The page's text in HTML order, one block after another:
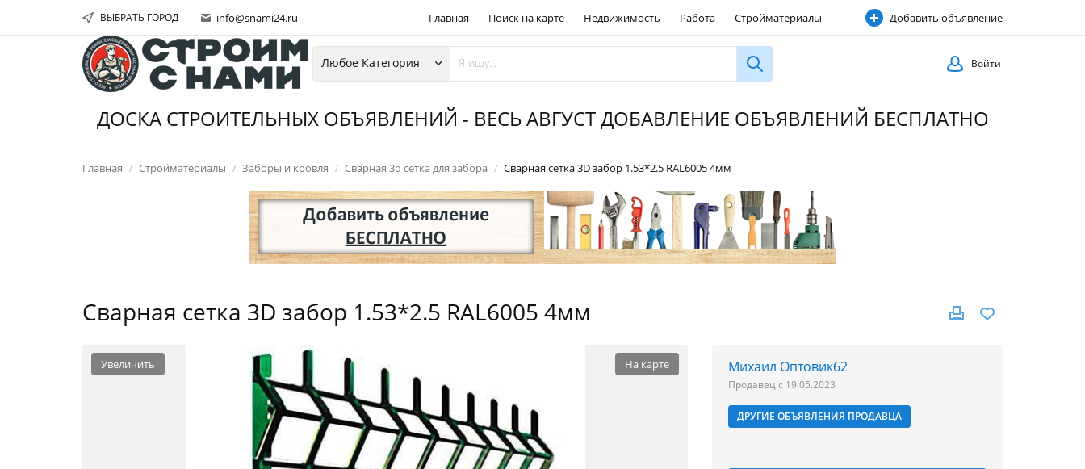
ВЫБРАТЬ ГОРОД info@snami24.ru Главная Поиск на карте Недвижимость Работа Стройматериалы
Строительные услуги
Добавить объявление
Войти
ДОСКА СТРОИТЕЛЬНЫХ ОБЪЯВЛЕНИЙ - ВЕСЬ АВГУСТ ДОБАВЛЕНИЕ ОБЪЯВЛЕНИЙ БЕСПЛАТНО
Главная Стройматериалы Заборы и кровля Сварная 3d сетка для забора Сварная сетка 3D забор 1.53*2.5 RAL6005 4мм
Сварная сетка 3D забор 1.53*2.5 RAL6005 4мм
Михаил Оптовик62
Продавец с 19.05.2023
ДРУГИЕ ОБЪЯВЛЕНИЯ ПРОДАВЦА
Увеличить На карте